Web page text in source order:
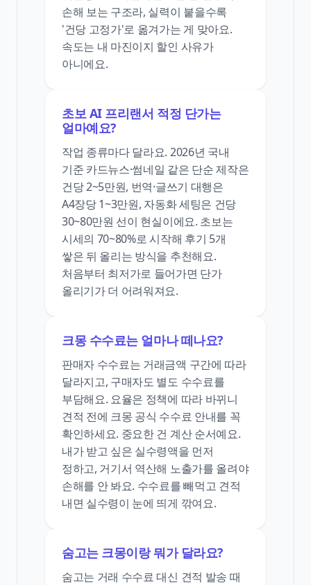
손해 보는 구조라, 실력이 붙을수록
'건당 고정가'로 옮겨가는 게 맞아요.
속도는 내 마진이지 할인 사유가
아니에요.
초보 AI 프리랜서 적정 단가는
얼마예요?
작업 종류마다 달라요. 2026년 국내
기준 카드뉴스·썸네일 같은 단순 제작은
건당 2~5만원, 번역·글쓰기 대행은
A4장당 1~3만원, 자동화 세팅은 건당
30~80만원 선이 현실이에요. 초보는
시세의 70~80%로 시작해 후기 5개
쌓은 뒤 올리는 방식을 추천해요.
처음부터 최저가로 들어가면 단가
올리기가 더 어려워져요.
크몽 수수료는 얼마나 떼나요?
판매자 수수료는 거래금액 구간에 따라
달라지고, 구매자도 별도 수수료를
부담해요. 요율은 정책에 따라 바뀌니
견적 전에 크몽 공식 수수료 안내를 꼭
확인하세요. 중요한 건 계산 순서예요.
내가 받고 싶은 실수령액을 먼저
정하고, 거기서 역산해 노출가를 올려야
손해를 안 봐요. 수수료를 빼먹고 견적
내면 실수령이 눈에 띄게 깎여요.
숨고는 크몽이랑 뭐가 달라요?
숨고는 거래 수수료 대신 견적 발송 때